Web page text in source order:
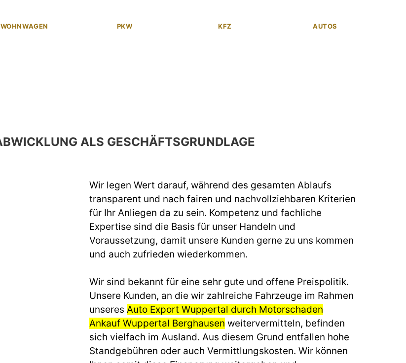
WOHNWAGEN PKW KFZ AUTOS
ALS GESCHÄFTSGRUNDLAGE
Wir legen Wert darauf, während des gesamten Ablaufs
transparent und nach fairen und nachvollziehbaren Kriterien
für Ihr Anliegen da zu sein. Kompetenz und fachliche
Expertise sind die Basis für unser Handeln und
Voraussetzung, damit unsere Kunden gerne zu uns kommen
und auch zufrieden wiederkommen.
Wir sind bekannt für eine sehr gute und offene Preispolitik.
Unsere Kunden, an die wir zahlreiche Fahrzeuge im Rahmen
unseres Auto Export Wuppertal durch Motorschaden
Ankauf Wuppertal Berghausen weitervermitteln, befinden
sich vielfach im Ausland. Aus diesem Grund entfallen hohe
Standgebühren oder auch Vermittlungskosten. Wir können